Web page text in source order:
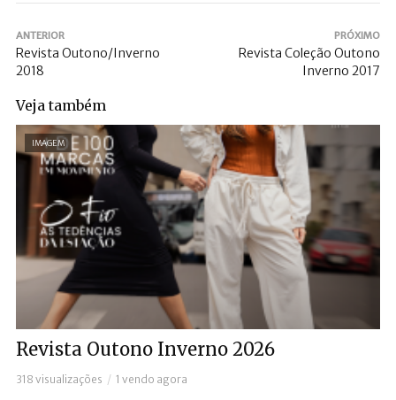
ANTERIOR
Revista Outono/Inverno
2018
PRÓXIMO
Revista Coleção Outono
Inverno 2017
Veja também
IMAGEM
Revista Outono Inverno 2026
318 visualizações 1 vendo agora